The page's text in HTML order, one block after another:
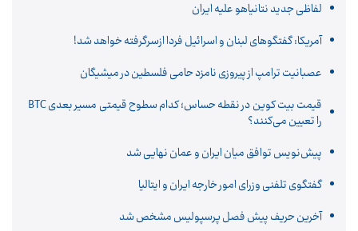
لفاظی جدید نتانیاهو علیه ایران
آمریکا: گفتگوهای لبنان و اسرائیل فردا ازسرگرفته خواهد شد!
عصبانیت ترامپ از پیروزی نامزد حامی فلسطین در میشیگان
قیمت بیت کوین در نقطه حساس؛ کدام سطوح قیمتی مسیر بعدی BTC
را تعیین می‌کنند؟
پیش‌نویس توافق میان ایران و عمان نهایی شد
گفتگوی تلفنی وزرای امور خارجه ایران و ایتالیا
آخرین حریف پیش فصل پرسپولیس مشخص شد